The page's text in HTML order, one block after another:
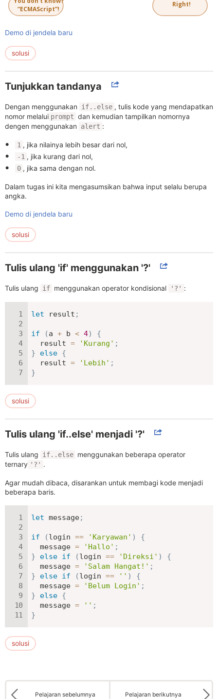
Demo di jendela baru
solusi
Tunjukkan tandanya
Dengan menggunakan if..else , tulis kode yang mendapatkan
nomor melalui prompt dan kemudian tampilkan nomornya
dengen menggunakan
alert :
1 , jika nilainya lebih besar dari nol,
-1 , jika kurang dari nol,
0 , jika sama dengan nol.
Dalam tugas ini kita mengasumsikan bahwa input selalu berupa
angka.
Demo di jendela baru
solusi
Tulis ulang 'if' menggunakan '?'
Tulis ulang if menggunakan operator kondisional '?' :
let result ;
if (a + b < 4)
{
  result
= 'Kurang' ;
}
else {
  result
= 'Lebih' ;
}
solusi
Tulis ulang 'if..else' menjadi '?'
Tulis ulang if..else menggunakan beberapa operator
ternary '?' .
Agar mudah dibaca, disarankan untuk membagi kode menjadi
beberapa baris.
let message;
if (login == 'Karyawan' )
{
  message
= 'Hallo' ;
}
else if (login == 'Direksi' )
{
  message
= 'Salam Hangat!' ;
}
else if (login == '' )
{
  message
= 'Belum Login' ;
}
else {
  message
= '' ;
}
solusi
Pelajaran sebelumnya Pelajaran berikutnya